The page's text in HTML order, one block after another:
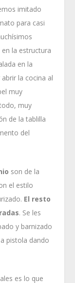
imitado
para casi
la estructura
en la
la cocina al
muy
muy
de la tablilla
del
son de la
el estilo
El resto
. Se les
y barnizado
pistola dando
es lo que